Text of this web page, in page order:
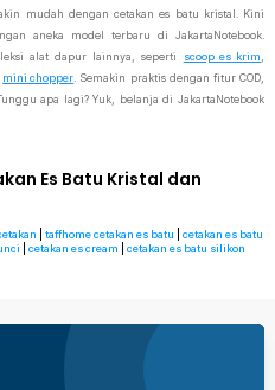
mudah dengan cetakan es batu kristal. Kini
aneka model terbaru di JakartaNotebook.
alat dapur lainnya, seperti
scoop es krim
mini chopper . Semakin praktis dengan fitur COD,
apa lagi? Yuk, belanja di JakartaNotebook
Es Batu Kristal dan
taffhome cetakan es batu
cetakan es batu
cetakan es cream cetakan es batu silikon